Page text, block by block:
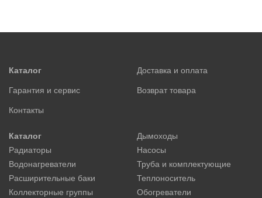
Каталог
Доставка и оплата
Гарантия и сервис
Возврат товара
Контакты
Каталог
Дымоходы
Радиаторы
Насосы
Водонагреватели
Труба и комплектующие
Расширительные баки
Теплоноситель
Коллекторные группы
Обогреватели